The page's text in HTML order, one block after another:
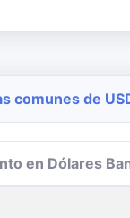
comunes de
en Dólares